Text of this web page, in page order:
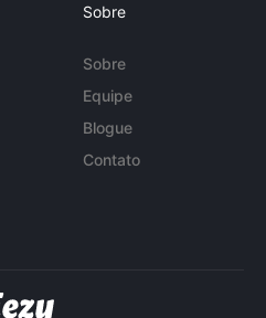
Sobre
Sobre
Equipe
Blogue
Contato